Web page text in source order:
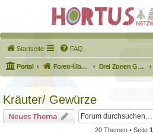
Startseite FAQ
Portal Foren-Übersicht Drei Zonen Garten
Kräuter/ Gewürze
Neues Thema
20 Themen • Seite 1